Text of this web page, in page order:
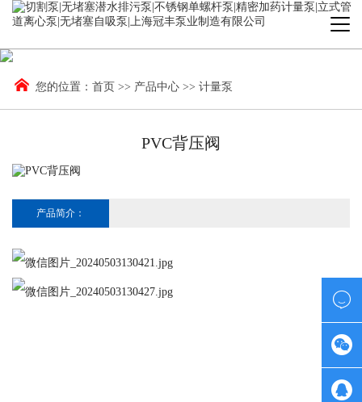
您的位置： 首页 >> 产品中心 >> 计量泵
PVC背压阀
产品简介：


